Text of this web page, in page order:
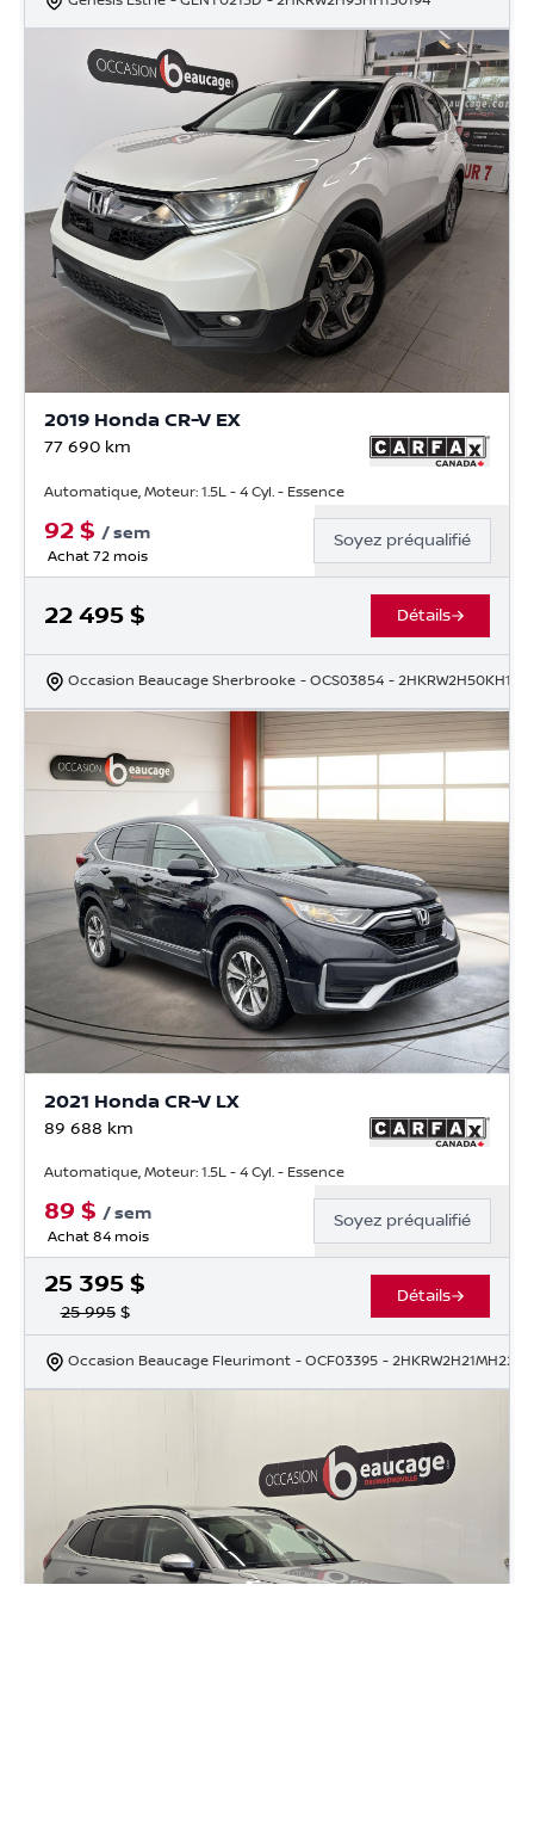
2019 Honda CR-V EX
77 690 km
Automatique, Moteur: 1.5L - 4 Cyl. - Essence
92 $ /sem
Achat 72 mois
Soyez préqualifié
22 495 $ Détails
Occasion Beaucage Sherbrooke - OCS03854 -
2021 Honda CR-V LX
89 688 km
Automatique, Moteur: 1.5L - 4 Cyl. - Essence
89 $ /sem
Achat 84 mois
Soyez préqualifié
25 395 $
25 995$
Détails
Occasion Beaucage Fleurimont - OCF03395 -